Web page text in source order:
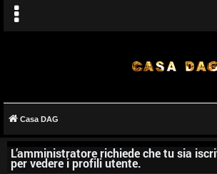
r
Casa DAG
L’amministratore richiede che tu sia
per vedere i profili utente.